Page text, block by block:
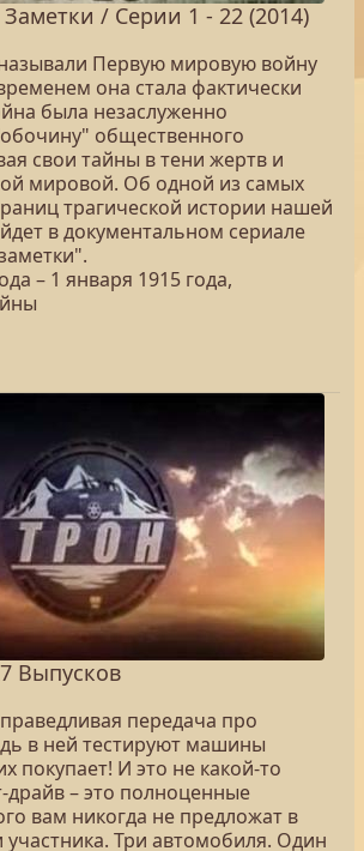
/ Серии 1 - 22 (2014)
Первую мировую войну
она стала фактически
была незаслуженно
общественного
свои тайны в тени жертв и
мировой. Об одной из самых
трагической истории нашей
в документальном сериале
– 1 января 1915 года,
Выпусков
передача про
в ней тестируют машины
покупает! И это не какой-то
драйв – это полноценные
вам никогда не предложат в
участника. Три автомобиля. Один